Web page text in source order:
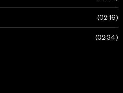
02:16
02:34